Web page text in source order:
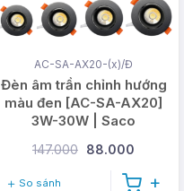
AC-SA-AX20-(x)/Đ
Đèn âm trần chỉnh hướng
màu đen [AC-SA-AX20]
3W-30W | Saco
147.000 88.000
So sánh